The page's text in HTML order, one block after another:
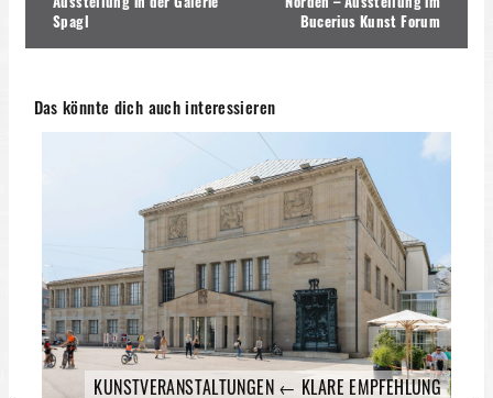
Spagl
Bucerius Kunst Forum
Das könnte dich auch interessieren
KUNSTVERANSTALTUNGEN ← KLARE EMPFEHLUNG